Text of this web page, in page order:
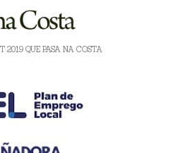
2019 QUE PASA NA COSTA